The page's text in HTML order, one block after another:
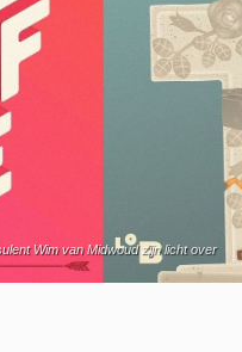
Wim van Midwoud zijn licht over